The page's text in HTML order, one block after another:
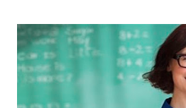
sempre as intervenções feitas para
isso ressalta trabalho. SUGESTÕES
EXPRESSÕES PARA USO EM
escreve O aluno não sabe O aluno